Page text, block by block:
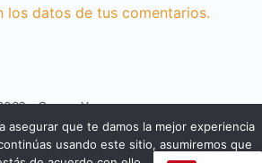
los datos de tus comentarios.
- Cursos Yeseuropa
asegurar que te damos la mejor experiencia
usando este sitio, asumiremos que